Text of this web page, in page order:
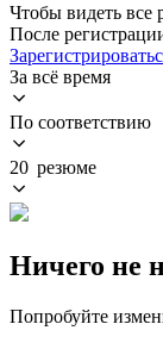
Чтобы видеть все
После
За всё время
По соответствию
20 резюме
Ничего не
Попробуйте